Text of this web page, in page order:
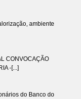
ambiente
CONVOCAÇÃO
-[...]
do Banco do